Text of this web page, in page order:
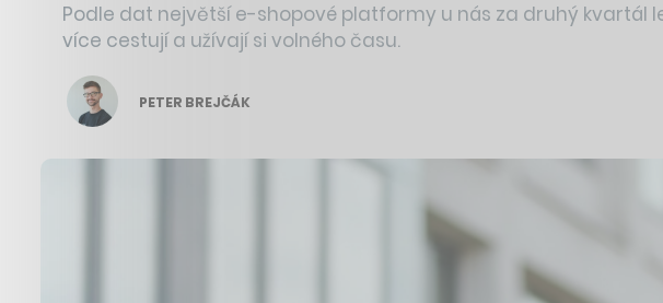
Podle dat největší e-shopové platformy u nás za druhý kvartál
více cestují a užívají si volného času.
PETER BREJČÁK